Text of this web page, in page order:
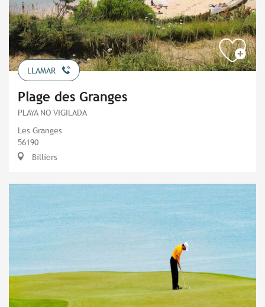
LLAMAR
Plage des Granges
PLAYA NO VIGILADA
Les Granges
56190
Billiers